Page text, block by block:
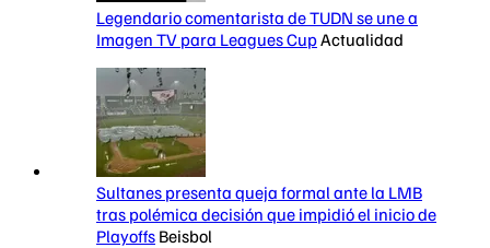
Legendario comentarista de TUDN se une a
Imagen TV para Leagues CupActualidad
Sultanes presenta queja formal ante la LMB
tras polémica decisión que impidió el inicio de
Playoffs Beisbol